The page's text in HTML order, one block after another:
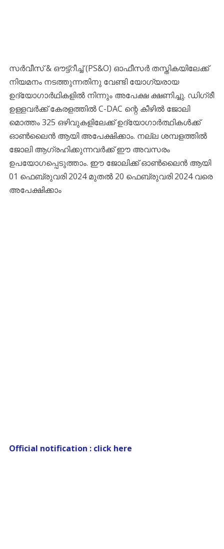
സർവീസ് & ഔട്ട്റീച്ച് (PS&O) ഓഫീസർ തസ്തികയിലേക്ക്
നിയമനം നടത്തുന്നതിനു വേണ്ടി യോഗ്യരായ
ഉദ്യോഗാര്‍ഥികളില്‍ നിന്നും അപേക്ഷ ക്ഷണിച്ചു. ഡിഗ്രീ
ഉള്ളവർക്ക് കേരളത്തില്‍ C-DAC ന്റെ കീഴിൽ ജോലി
മൊത്തം 325 ഒഴിവുകളിലേക്ക് ഉദ്യോഗാര്‍ത്ഥികള്‍ക്ക്
ഓണ്‍ലൈന്‍ ആയി അപേക്ഷിക്കാം. നല്ല ശമ്പളത്തിൽ
ജോലി ആഗ്രഹിക്കുന്നവര്‍ക്ക് ഈ അവസരം
ഉപയോഗപ്പെടുത്താം. ഈ ജോലിക്ക് ഓണ്‍ലൈന്‍ ആയി
01 ഫെബ്രുവരി 2024 മുതല്‍ 20 ഫെബ്രുവരി 2024 വരെ
അപേക്ഷിക്കാം
Official notification : click here